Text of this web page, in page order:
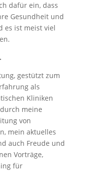
ein, dass
Gesundheit und
es ist meist viel
gestützt zum
als
Kliniken
meine
von
mein aktuelles
auch Freude und
Vorträge,
für